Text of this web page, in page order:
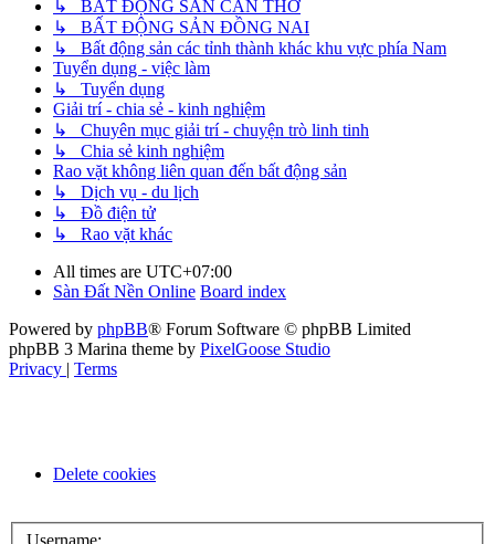
↳ BẤT ĐỘNG SẢN CẦN THƠ
↳ BẤT ĐỘNG SẢN ĐỒNG NAI
↳ Bất động sản các tỉnh thành khác khu vực phía Nam
Tuyển dụng - việc làm
↳ Tuyển dụng
Giải trí - chia sẻ - kinh nghiệm
↳ Chuyên mục giải trí - chuyện trò linh tinh
↳ Chia sẻ kinh nghiệm
Rao vặt không liên quan đến bất động sản
↳ Dịch vụ - du lịch
↳ Đồ điện tử
↳ Rao vặt khác
All times are UTC+07:00
Sàn Đất Nền Online Board index
Powered by phpBB® Forum Software © phpBB Limited
phpBB 3 Marina theme by PixelGoose Studio
Privacy | Terms
Delete cookies
Username: